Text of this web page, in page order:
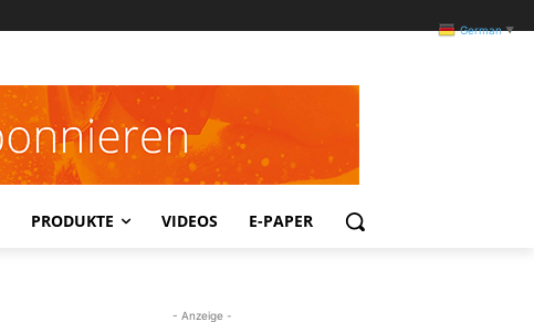
PRODUKTE VIDEOS E-PAPER
- Anzeige -
German ▼